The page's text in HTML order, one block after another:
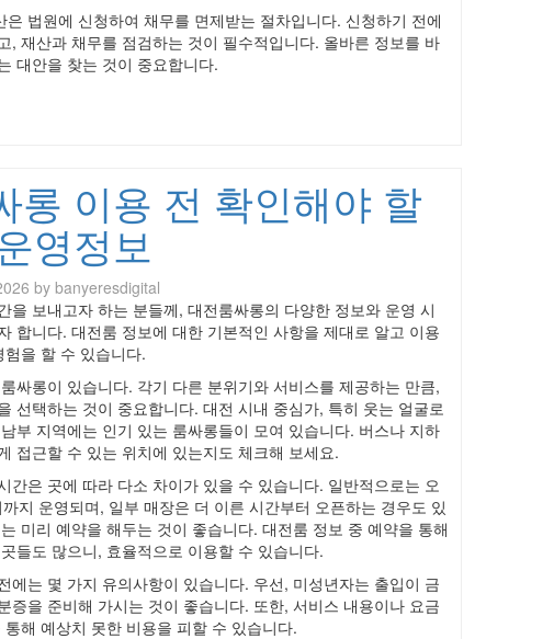
은 법원에 신청하여 채무를 면제받는 절차입니다. 신청하기 전에
, 재산과 채무를 점검하는 것이 필수적입니다. 올바른 정보를 바
대안을 찾는 것이 중요합니다.
롱 이용 전 확인해야 할
영정보
by banyeresdigital
을 보내고자 하는 분들께, 대전룸싸롱의 다양한 정보와 운영 시
합니다. 대전룸 정보에 대한 기본적인 사항을 제대로 알고 이용
을 할 수 있습니다.
싸롱이 있습니다. 각기 다른 분위기와 서비스를 제공하는 만큼,
선택하는 것이 중요합니다. 대전 시내 중심가, 특히 웃는 얼굴로
부 지역에는 인기 있는 룸싸롱들이 모여 있습니다. 버스나 지하
접근할 수 있는 위치에 있는지도 체크해 보세요.
간은 곳에 따라 다소 차이가 있을 수 있습니다. 일반적으로는 오
지 운영되며, 일부 매장은 더 이른 시간부터 오픈하는 경우도 있
미리 예약을 해두는 것이 좋습니다. 대전룸 정보 중 예약을 통해
들도 많으니, 효율적으로 이용할 수 있습니다.
에는 몇 가지 유의사항이 있습니다. 우선, 미성년자는 출입이 금
증을 준비해 가시는 것이 좋습니다. 또한, 서비스 내용이나 요금
해 예상치 못한 비용을 피할 수 있습니다.